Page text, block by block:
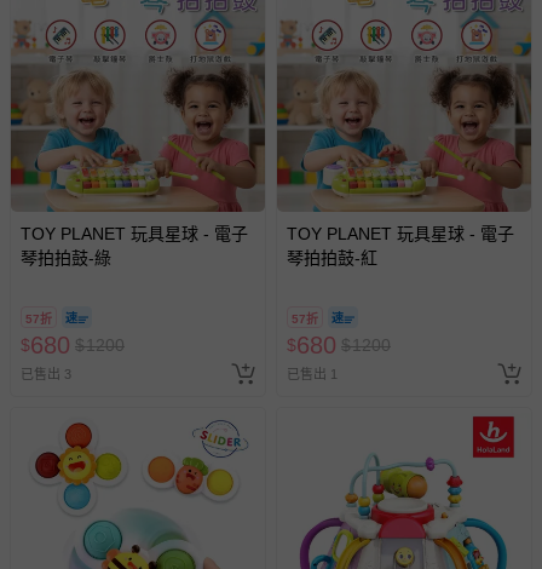
TOY PLANET 玩具星球 - 電子
琴拍拍鼓-綠
57折
$680 $1200
已售出 3
TOY PLANET 玩具星球 - 電子
琴拍拍鼓-紅
57折
$680 $1200
已售出 1